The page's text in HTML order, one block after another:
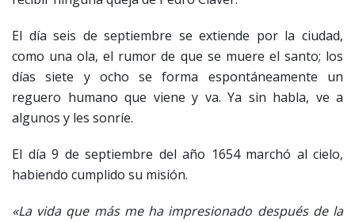
El día seis de septiembre se extiende por la ciudad,
como una ola, el rumor de que se muere el santo; los
días siete y ocho se forma espontáneamente un
reguero humano que viene y va. Ya sin habla, ve a
algunos y les sonríe.
El día 9 de septiembre del año 1654 marchó al cielo,
habiendo cumplido su misión.
«La vida que más me ha impresionado después de la